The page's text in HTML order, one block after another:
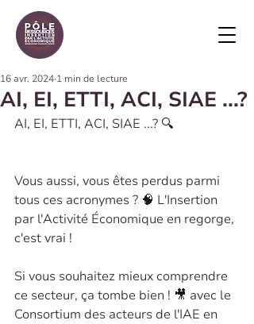
AI, EI, ETTI, ACI, SIAE ...?
16 avr. 2024 1 min de lecture
AI, EI, ETTI, ACI, SIAE ...? 🔍
Vous aussi, vous êtes perdus parmi
tous ces acronymes ? 🧠 L'Insertion
par l'Activité Économique en regorge,
c'est vrai !
Si vous souhaitez mieux comprendre
ce secteur, ça tombe bien ! 🎥 avec le
Consortium des acteurs de l'IAE en